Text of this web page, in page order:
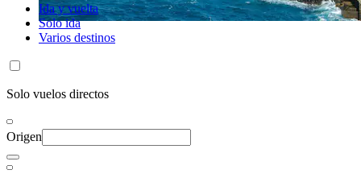
Ida y vuelta
Solo ida
Varios destinos
Solo vuelos directos
Origen